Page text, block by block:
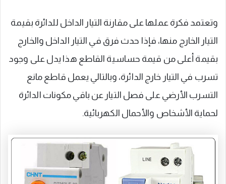
وتعتمد فكرة عملها على مقارنة التيار الداخل للدائرة بقيمة
التيار الخارج منها، فإذا حدث فرق في التيار الداخل والخارج
بقيمة أعلى من قيمة حساسية القاطع هذا يدل على وجود
تسرب في التيار خارج الدائرة، وبالتالي يعمل قاطع مانع
التسرب الأرضي على فصل التيار عن باقي مكونات الدائرة
لحماية الأشخاص والأحمال الكهربائية.